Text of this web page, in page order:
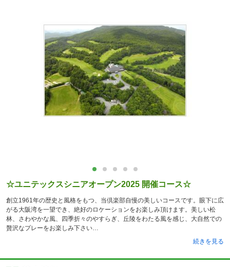
☆ユニテックスシニアオープン2025 開催コース☆
創立1961年の歴史と風格をもつ、当倶楽部自慢の美しいコースです。眼下に広
がる大阪湾を一望でき、絶好のロケーションをお楽しみ頂けます。美しい松
林、さわやかな風、四季折々のやすらぎ、丘陵をわたる風を感じ、大自然での
贅沢なプレーをお楽しみ下さい
続きを見る